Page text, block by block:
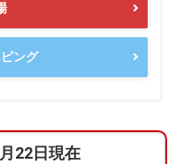
ング
22日現在